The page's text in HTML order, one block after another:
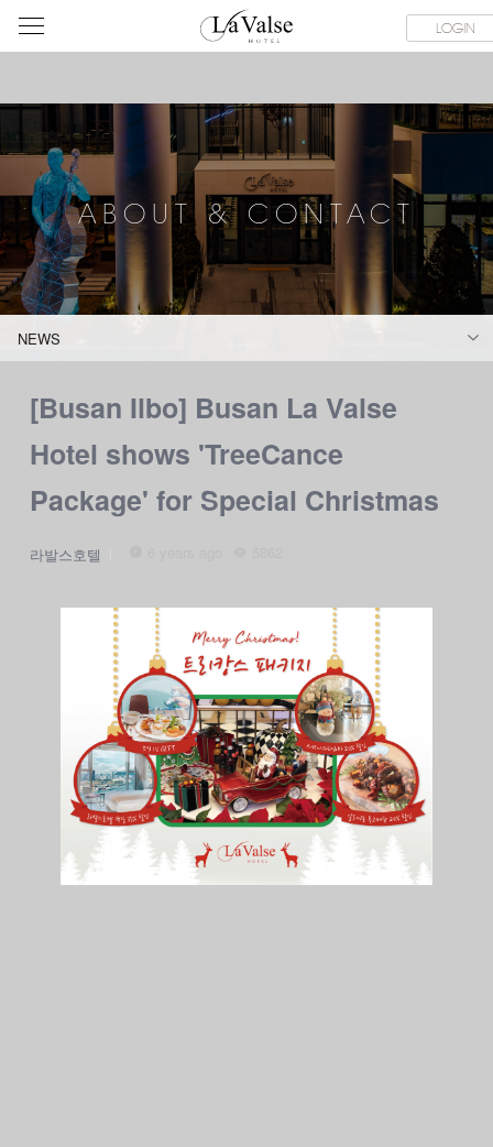
라
발
스
호
텔
LOGIN
SERVICE FACILITIES ABOUT & CONTACT HOTEL GUIDE
ABOUT & CONTACT
NEWS
[Busan Ilbo] Busan La Valse
Hotel shows 'TreeCance
Package' for Special Christmas
라발스호텔